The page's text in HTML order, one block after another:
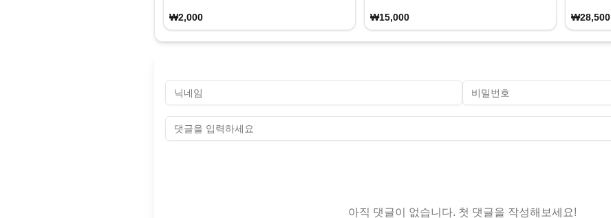
₩2,000 ₩15,000 ₩28,500
아직 댓글이 없습니다. 첫 댓글을 작성해보세요!